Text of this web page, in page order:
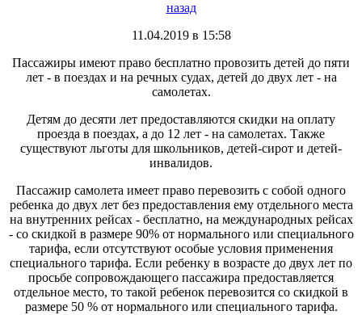
назад
11.04.2019 в 15:58
Пассажиры имеют право бесплатно провозить детей до пяти
лет - в поездах и на речных судах, детей до двух лет - на
самолетах.
Детям до десяти лет предоставляются скидки на оплату
проезда в поездах, а до 12 лет - на самолетах. Также
существуют льготы для школьников, детей-сирот и детей-
инвалидов.
Пассажир самолета имеет право перевозить с собой одного
ребенка до двух лет без предоставления ему отдельного места
на внутренних рейсах - бесплатно, на международных рейсах
- со скидкой в размере 90% от нормального или специального
тарифа, если отсутствуют особые условия применения
специального тарифа. Если ребенку в возрасте до двух лет по
просьбе сопровождающего пассажира предоставляется
отдельное место, то такой ребенок перевозится со скидкой в
размере 50 % от нормального или специального тарифа.